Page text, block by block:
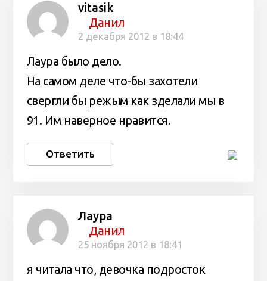
vitasik
Данил
2 декабря 2012 в 18:44
Лаура было дело.
На самом деле что-бы захотели
свергли бы режым как зделали мы в
91. Им наверное нравится.
Ответить
Лаура
Данил
25 ноября 2012 в 18:41
я читала что, девочка подросток